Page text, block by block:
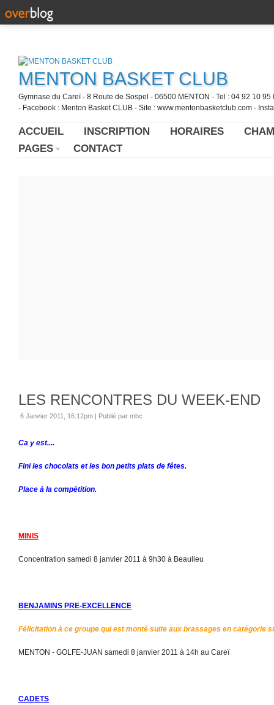
MENTON BASKET CLUB
Gymnase du Careï - 8 Route de Sospel - 06500 MENTON - Tel : 04 92 10
- Facebook : Menton Basket CLUB - Site : www.mentonbasketclub.com -
ACCUEIL INSCRIPTION HORAIRES
PAGES
CONTACT
LES RENCONTRES DU WEEK-END
6 Janvier 2011, 16:12pm | Publié par mbc
Ca y est....
Fini les chocolats et les bon petits plats de fêtes.
Place à la compétition.
MINIS
Concentration samedi 8 janvier 2011 à 9h30 à Beaulieu
BENJAMINS PRE-EXCELLENCE
Félicitation à ce groupe qui est monté suite aux brassages en catégorie
MENTON - GOLFE-JUAN samedi 8 janvier 2011 à 14h au Careï
CADETS